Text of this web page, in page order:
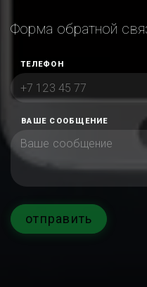
Форма обратной
ТЕЛЕФОН
ВАШЕ СООБЩЕНИЕ
отправить